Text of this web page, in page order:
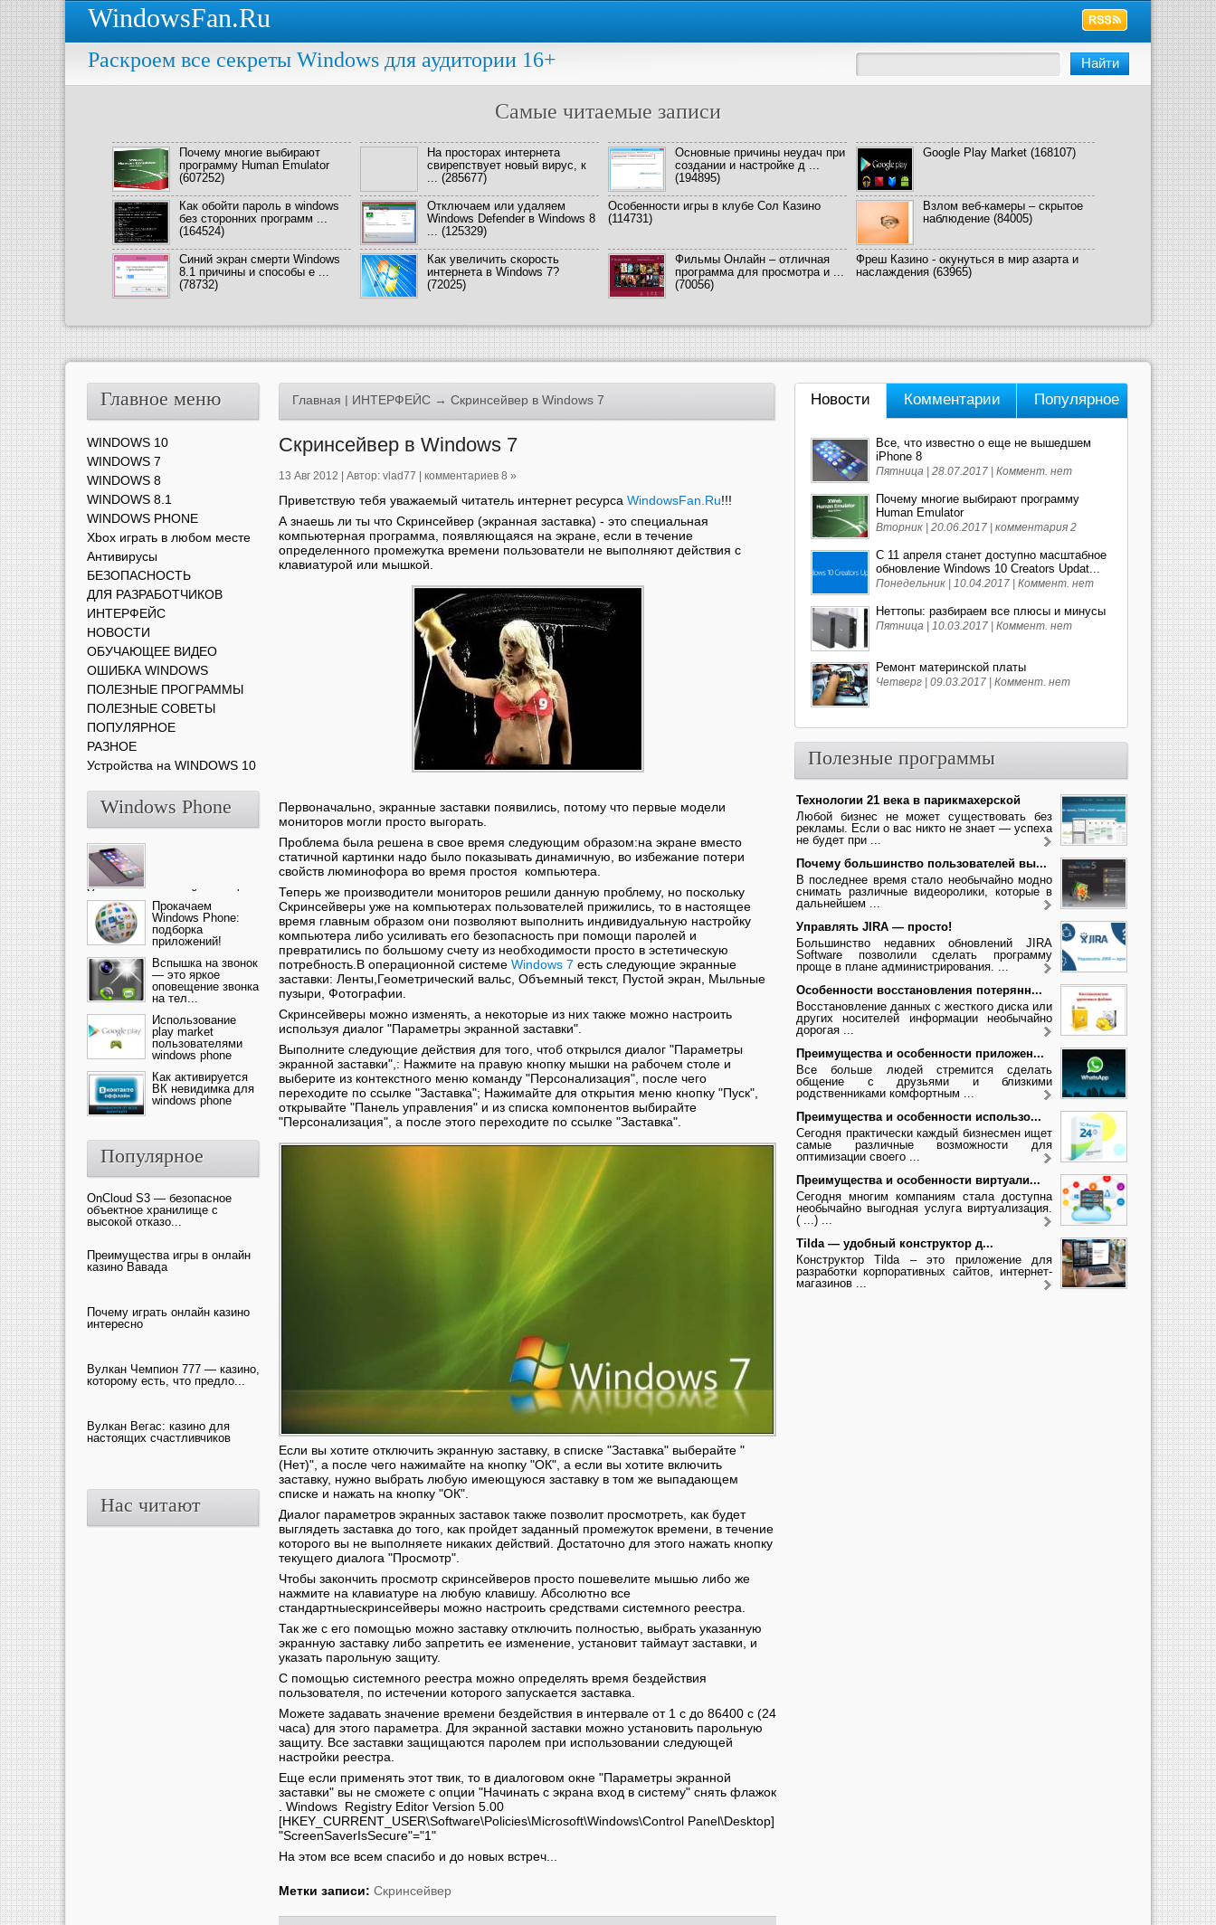
WindowsFan.Ru
Раскроем все секреты Windows для аудитории 16+
Самые читаемые записи
Почему многие выбирают
программу Human Emulator
(607252)
На просторах интернета
свирепствует новый вирус, к
... (285677)
Основные причины неудач при
создании и настройке д ...
(194895)
Google Play Market (168107)
Как обойти пароль в windows
без сторонних программ ...
(164524)
Отключаем или удаляем
Windows Defender в Windows 8
... (125329)
Особенности игры в клубе Сол Казино
(114731)
Взлом веб-камеры – скрытое
наблюдение (84005)
Синий экран смерти Windows
8.1 причины и способы е ...
(78732)
Как увеличить скорость
интернета в Windows 7?
(72025)
Фильмы Онлайн – отличная
программа для просмотра и ...
(70056)
Фреш Казино - окунуться в мир азарта и
наслаждения (63965)
Главная | ИНТЕРФЕЙС → Скринсейвер в Windows 7
Скринсейвер в Windows 7
13 Авг 2012 | Автор: vlad77 комментариев 8 »
Приветствую тебя уважаемый читатель интернет ресурса WindowsFan.Ru!!!
А знаешь ли ты что Cкринсейвер (экранная заставка) - это специальная
компьютерная программа, появляющаяся на экране, если в течение
определенного промежутка времени пользователи не выполняют действия с
клавиатурой или мышкой.
Первоначально, экранные заставки появились, потому что первые модели
мониторов могли просто выгорать.
Проблема была решена в свое время следующим образом:на экране вместо
статичной картинки надо было показывать динамичную, во избежание потери
свойств люминофора во время простоя компьютера.
Теперь же производители мониторов решили данную проблему, но поскольку
Cкринсейверы уже на компьютерах пользователей прижились, то в настоящее
время главным образом они позволяют выполнить индивидуальную настройку
компьютера либо усиливать его безопасность при помощи паролей и
превратились по большому счету из необходимости просто в эстетическую
потребность. В операционной системе Windows 7 есть следующие экранные
заставки: Ленты,Геометрический вальс, Объемный текст, Пустой экран, Мыльные
пузыри, Фотографии.
Cкринсейверы можно изменять, а некоторые из них также можно настроить
используя диалог "Параметры экранной заставки".
Выполните следующие действия для того, чтоб открылся диалог "Параметры
экранной заставки",: Нажмите на правую кнопку мышки на рабочем столе и
выберите из контекстного меню команду "Персонализация", после чего
переходите по ссылке "Заставка"; Нажимайте для открытия меню кнопку "Пуск",
открывайте "Панель управления" и из списка компонентов выбирайте
"Персонализация", а после этого переходите по ссылке "Заставка".
Если вы хотите отключить экранную заставку, в списке "Заставка" выберайте "
(Нет)", а после чего нажимайте на кнопку "ОК", а если вы хотите включить
заставку, нужно выбрать любую имеющуюся заставку в том же выпадающем
списке и нажать на кнопку "ОК".
Диалог параметров экранных заставок также позволит просмотреть, как будет
выглядеть заставка до того, как пройдет заданный промежуток времени, в течение
которого вы не выполняете никаких действий. Достаточно для этого нажать кнопку
текущего диалога "Просмотр".
Чтобы закончить просмотр cкринсейверов просто пошевелите мышью либо же
нажмите на клавиатуре на любую клавишу. Абсолютно все
стандартныескринсейверы можно настроить средствами системного реестра.
Так же с его помощью можно заставку отключить полностью, выбрать указанную
экранную заставку либо запретить ее изменение, установит таймаут заставки, и
указать парольную защиту.
С помощью системного реестра можно определять время бездействия
пользователя, по истечении которого запускается заставка.
Можете задавать значение времени бездействия в интервале от 1 с до 86400 с (24
часа) для этого параметра. Для экранной заставки можно установить парольную
защиту. Все заставки защищаются паролем при использовании следующей
настройки реестра.
Еще если применять этот твик, то в диалоговом окне "Параметры экранной
заставки" вы не сможете с опции "Начинать с экрана вход в систему" снять флажок
. Windows Registry Editor Version 5.00
[HKEY_CURRENT_USER\Software\Policies\Microsoft\Windows\Control Panel\Desktop]
"ScreenSaverIsSecure"="1"
На этом все всем спасибо и до новых встреч...
Метки записи: Скринсейвер
Главное меню
WINDOWS 10
WINDOWS 7
WINDOWS 8
WINDOWS 8.1
WINDOWS PHONE
Xbox играть в любом месте
Антивирусы
БЕЗОПАСНОСТЬ
ДЛЯ РАЗРАБОТЧИКОВ
ИНТЕРФЕЙС
НОВОСТИ
ОБУЧАЮЩЕЕ ВИДЕО
ОШИБКА WINDOWS
ПОЛЕЗНЫЕ ПРОГРАММЫ
ПОЛЕЗНЫЕ СОВЕТЫ
ПОПУЛЯРНОЕ
РАЗНОЕ
Устройства на WINDOWS 10
Windows Phone
Ультрасовременный смартфон
— это новика от компании Ap...
Прокачаем
Windows Phone:
подборка
приложений!
Вспышка на звонок
— это яркое
оповещение звонка
на тел...
Использование
play market
пользователями
windows phone
Как активируется
ВК невидимка для
windows phone
Популярное
OnCloud S3 — безопасное
объектное хранилище с
высокой отказо...
Преимущества игры в онлайн
казино Вавада
Почему играть онлайн казино
интересно
Вулкан Чемпион 777 — казино,
которому есть, что предло...
Вулкан Вегас: казино для
настоящих счастливчиков
Нас читают
Новости Комментарии Популярное
Все, что известно о еще не вышедшем
iPhone 8
Пятница | 28.07.2017 | Коммент. нет
Почему многие выбирают программу
Human Emulator
Вторник | 20.06.2017 | комментария 2
С 11 апреля станет доступно масштабное
обновление Windows 10 Creators Updat...
Понедельник | 10.04.2017 | Коммент. нет
Неттопы: разбираем все плюсы и минусы
Пятница | 10.03.2017 | Коммент. нет
Ремонт материнской платы
Четверг | 09.03.2017 | Коммент. нет
Полезные программы
Технологии 21 века в парикмахерской
Любой бизнес не может существовать без
рекламы. Если о вас никто не знает — успеха
не будет при ...
Почему большинство пользователей вы...
В последнее время стало необычайно модно
снимать различные видеоролики, которые в
дальнейшем ...
Управлять JIRA — просто!
Большинство недавних обновлений JIRA
Software позволили сделать программу
проще в плане администрирования. ...
Особенности восстановления потерянн...
Восстановление данных с жесткого диска или
других носителей информации необычайно
дорогая ...
Преимущества и особенности приложен...
Все больше людей стремится сделать
общение с друзьями и близкими
родственниками комфортным ...
Преимущества и особенности использо...
Сегодня практически каждый бизнесмен ищет
самые различные возможности для
оптимизации своего ...
Преимущества и особенности виртуали...
Сегодня многим компаниям стала доступна
необычайно выгодная услуга виртуализация.
( ...) ...
Tilda — удобный конструктор д...
Конструктор Tilda – это приложение для
разработки корпоративных сайтов, интернет-
магазинов ...